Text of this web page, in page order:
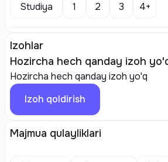
Studiya
1 2 3 4+
Izohlar
Hozircha hech qanday izoh
Hozircha hech qanday izoh yo'q
Izoh qoldirish
Majmua qulayliklari